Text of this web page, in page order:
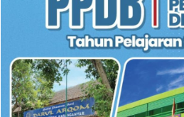
membela hak kita sebagai seorang
khalifah di muka bumi ini.